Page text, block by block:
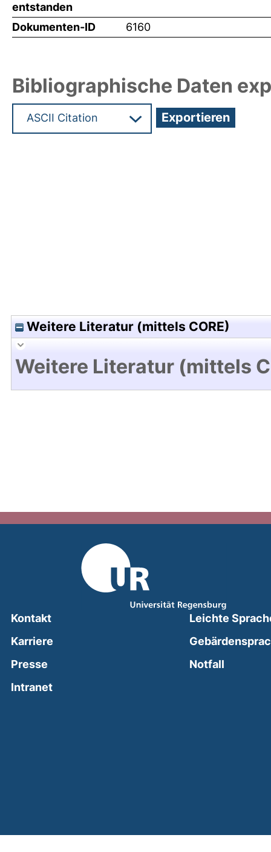
entstanden
Dokumenten-ID 6160
Bibliographische Daten
Weitere Literatur (mittels CORE)
Weitere Literatur (mittels
Kontakt
Karriere
Presse
Intranet(external link, opens in a new window)
Leichte
Notfall